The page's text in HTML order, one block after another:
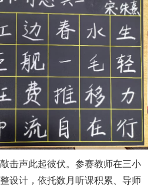
击声此起彼伏。参赛教师在三小
设计，依托数月听课积累、导师